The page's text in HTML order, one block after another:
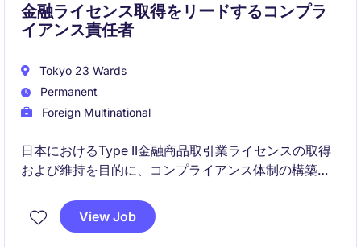
金融ライセンス取得をリードするコンプラ
イアンス責任者
Tokyo 23 Wards
Permanent
Foreign Multinational
日本におけるType II金融商品取引業ライセンスの取得
および維持を目的に、コンプライアンス体制の構築・
規制対応、当局対応、社内教育まで幅広く担い、事業
View Job